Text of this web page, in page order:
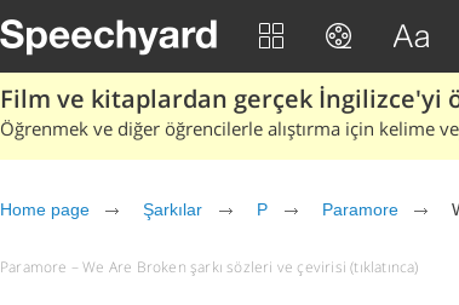
Film ve kitaplardan gerçek İngilizce'yi
Öğrenmek ve diğer öğrencilerle alıştırma için kelime
Home page Şarkılar P Paramore
Paramore – We Are Broken şarkı sözleri ve çevirisi (tıklatınca)